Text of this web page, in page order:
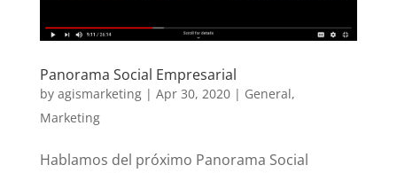
Panorama Social Empresarial
by agismarketing| Apr 30, 2020| General,
Marketing
Hablamos del próximo Panorama Social